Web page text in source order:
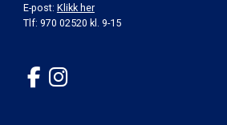
E-post: Klikk her
Tlf: 970 02520 kl. 9-15